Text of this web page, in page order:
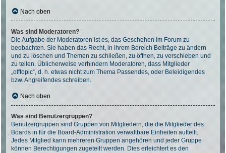
Nach oben
Was sind Moderatoren?
Die Aufgabe der Moderatoren ist es, das Geschehen im Forum zu
beobachten. Sie haben das Recht, in ihrem Bereich Beiträge zu ändern
und zu löschen und Themen zu schließen, zu öffnen, zu verschieben und
zu teilen. Üblicherweise verhindern Moderatoren, dass Mitglieder
„offtopic“, d. h. etwas nicht zum Thema Passendes, oder Beleidigendes
bzw. Angreifendes schreiben.
Nach oben
Was sind Benutzergruppen?
Benutzergruppen sind Gruppen von Mitgliedern, die die Mitglieder des
Boards in für die Board-Administration verwaltbare Einheiten aufteilt.
Jedes Mitglied kann mehreren Gruppen angehören und jeder Gruppe
können Berechtigungen zugeteilt werden. Dies erleichtert es den